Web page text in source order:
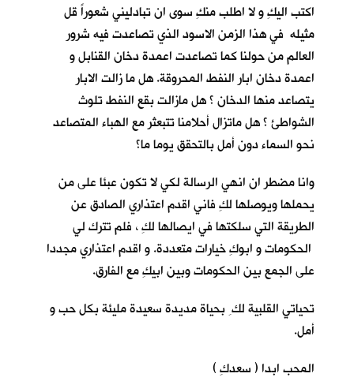
اكتب اليكِ و لا اطلب منكِ سوى ان تبادليني شعوراً قل
مثيله في هذا الزمن الاسود الذي تصاعدت فيه شرور
العالم من حولنا كما تصاعدت اعمدة دخان القنابل و
اعمدة دخان ابار النفط المحروقة. هل ما زالت الابار
يتصاعد منها الدخان ؟ هل مازالت بقع النفط تلوث
الشواطئ ؟ هل ماتزال أحلامنا تتبعثر مع الهباء المتصاعد
نحو السماء دون أمل بالتحقق يوما ما؟
وانا مضطر ان انهي الرسالة لكي لا تكون عبئا على من
يحملها ويوصلها لكِ فاني اقدم اعتذاري الصادق عن
الطريقة التي سلكتها في ايصالها لكِ ، فلم تترك لي
الحكومات و ابوكِ خيارات متعددة. و اقدم اعتذاري مجددا
على الجمع بين الحكومات وبين ابيكِ مع الفارق.
تحياتي القلبية لك ِ بحياة مديدة سعيدة مليئة بكل حب و
أمل.
المحب ابدا ( سعدكِ )